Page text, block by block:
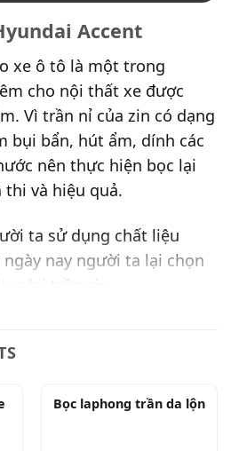
Accent
xe ô tô là một trong
cho nội thất xe được
Vì trần nỉ của zin có dạng
bụi bẩn, hút ẩm, dính các
nên thực hiện bọc lại
và hiệu quả.
ta sử dụng chất liệu
nay người ta lại chọn
lại trần zin.
1mm, lớp mút xốp bọt
khéo léo thực hiện
mỹ cao.
Bọc laphong trần da lộn